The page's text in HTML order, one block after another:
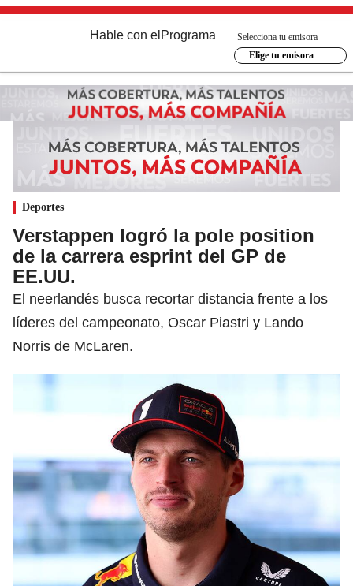
Hable con el Programa
Selecciona tu emisora
Elige tu emisora
Deportes
Verstappen logró la pole position
de la carrera esprint del GP de
EE.UU.
El neerlandés busca recortar distancia frente a los
líderes del campeonato, Oscar Piastri y Lando
Norris de McLaren.